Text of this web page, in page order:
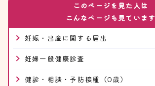
このページを見た人は
こんなページも見ています
妊娠・出産に関する届出
妊婦一般健康診査
健診・相談・予防接種（0歳）